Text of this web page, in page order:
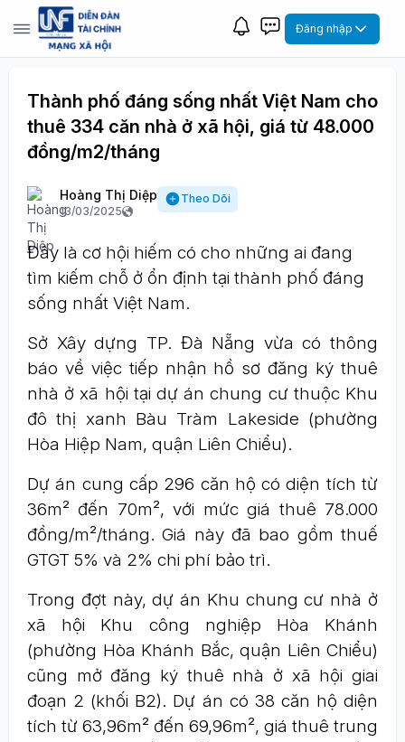
Đăng nhập
Thành phố đáng sống nhất Việt Nam cho
thuê 334 căn nhà ở xã hội, giá từ 48.000
đồng/m2/tháng
Hoàng Thị Diệp
13/03/2025
Theo Dõi
Đây là cơ hội hiếm có cho những ai đang
tìm kiếm chỗ ở ổn định tại thành phố đáng
sống nhất Việt Nam.
Sở Xây dựng TP. Đà Nẵng vừa có thông
báo về việc tiếp nhận hồ sơ đăng ký thuê
nhà ở xã hội tại dự án chung cư thuộc Khu
đô thị xanh Bàu Tràm Lakeside (phường
Hòa Hiệp Nam, quận Liên Chiểu).
Dự án cung cấp 296 căn hộ có diện tích từ
36m² đến 70m², với mức giá thuê 78.000
đồng/m²/tháng. Giá này đã bao gồm thuế
GTGT 5% và 2% chi phí bảo trì.
Trong đợt này, dự án Khu chung cư nhà ở
xã hội Khu công nghiệp Hòa Khánh
(phường Hòa Khánh Bắc, quận Liên Chiểu)
cũng mở đăng ký thuê nhà ở xã hội giai
đoạn 2 (khối B2). Dự án có 38 căn hộ diện
tích từ 63,96m² đến 69,96m², giá thuê trung